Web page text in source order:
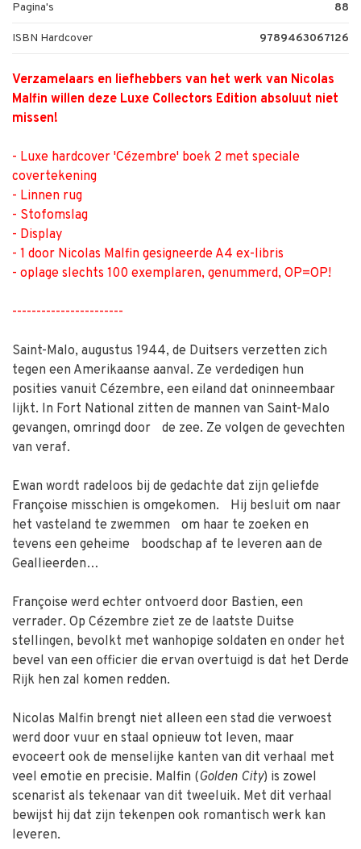
Pagina's 88
ISBN Hardcover 9789463067126
Verzamelaars en liefhebbers van het werk van Nicolas
Malfin willen deze Luxe Collectors Edition ­absoluut niet
missen!
- Luxe hardcover 'Cézembre' boek 2 met speciale
covertekening
- Linnen rug
- Stofomslag
- Display
- 1 door Nicolas Malfin gesigneerde A4 ex-libris
- oplage slechts 100 exemplaren, genummerd, OP=OP!
-----------------------
Saint-Malo, augustus 1944, de Duitsers verzetten zich
tegen een Amerikaanse aanval. Ze verdedigen hun
posities vanuit Cézembre, een eiland dat oninneembaar
lijkt. In Fort National zitten de mannen van Saint-Malo
gevangen, omringd door de zee. Ze volgen de gevechten
van veraf.
Ewan wordt radeloos bij de gedachte dat zijn geliefde
Françoise misschien is omgekomen. Hij besluit om naar
het vasteland te zwemmen om haar te zoeken en
tevens een geheime boodschap af te leveren aan de
Geallieerden…
Françoise werd echter ontvoerd door Bastien, een
verrader. Op Cézembre ziet ze de laatste Duitse
stellingen, bevolkt met wanhopige soldaten en onder het
bevel van een officier die ervan overtuigd is dat het Derde
Rijk hen zal komen redden.
Nicolas Malfin brengt niet alleen een stad die verwoest
werd door vuur en staal opnieuw tot leven, maar
evoceert ook de menselijke kanten van dit verhaal met
veel emotie en precisie. Malfin (Golden City) is zowel
scenarist als tekenaar van dit tweeluik. Met dit verhaal
bewijst hij dat zijn tekenpen ook romantisch werk kan
leveren.